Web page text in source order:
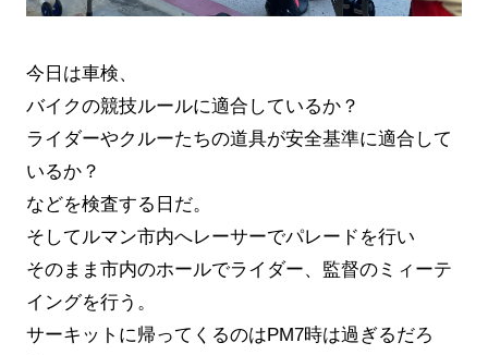
今日は車検、
バイクの競技ルールに適合しているか？
ライダーやクルーたちの道具が安全基準に適合して
いるか？
などを検査する日だ。
そしてルマン市内へレーサーでパレードを行い
そのまま市内のホールでライダー、監督のミィーテ
イングを行う。
サーキットに帰ってくるのはPM7時は過ぎるだろ